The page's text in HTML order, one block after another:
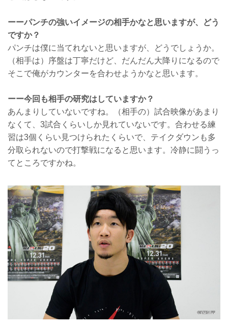
ーーパンチの強いイメージの相手かなと思いますが、どう
ですか？
パンチは僕に当てれないと思いますが、どうでしょうか。
（相手は）序盤は丁寧だけど、だんだん大降りになるので
そこで俺がカウンターを合わせようかなと思います。
ーー今回も相手の研究はしていますか？
あんまりしていないですね。（相手の）試合映像があまり
なくて、3試合くらいしか見れていないです。合わせる練
習は3個くらい見つけられたくらいで、テイクダウンも多
分取られないので打撃戦になると思います。冷静に闘うっ
てところですかね。